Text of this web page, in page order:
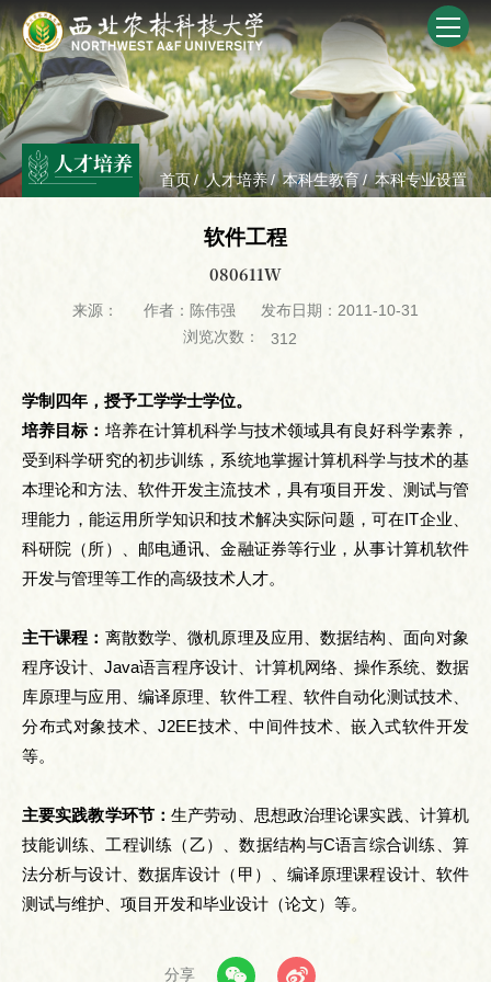
人才培养
首页 / 人才培养 / 本科生教育 / 本科专业设置
软件工程
080611W
来源： 作者：陈伟强
发布日期：2011-10-31
浏览次数：
312
学制四年，授予工学学士学位。
培养目标： 培养在计算机科学与技术领域具有良好科学素养，
受到科学研究的初步训练，系统地掌握计算机科学与技术的基
本理论和方法、软件开发主流技术，具有项目开发、测试与管
理能力，能运用所学知识和技术解决实际问题，可在IT企业、
科研院（所）、邮电通讯、金融证券等行业，从事计算机软件
开发与管理等工作的高级技术人才。
主干课程： 离散数学、微机原理及应用、数据结构、面向对象
程序设计、Java语言程序设计、计算机网络、操作系统、数据
库原理与应用、编译原理、软件工程、软件自动化测试技术、
分布式对象技术、J2EE技术、中间件技术、嵌入式软件开发
等。
主要实践教学环节：生产劳动、思想政治理论课实践、计算机
技能训练、工程训练（乙）、数据结构与C语言综合训练、算
法分析与设计、数据库设计（甲）、编译原理课程设计、软件
测试与维护、项目开发和毕业设计（论文）等。
分享